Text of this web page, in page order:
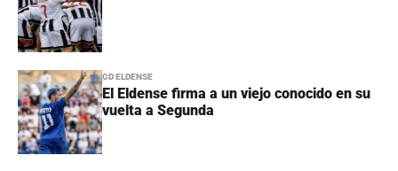
CD ELDENSE
El Eldense firma a un viejo conocido en su
vuelta a Segunda